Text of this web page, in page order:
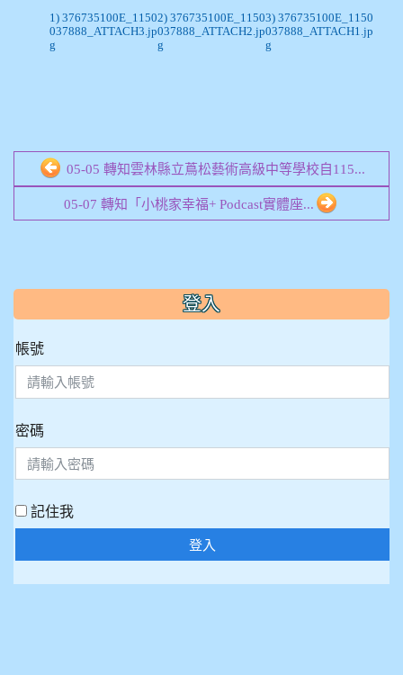
1) 376735100E_1150
037888_ATTACH3.jp
g
2) 376735100E_1150
037888_ATTACH2.jp
g
3) 376735100E_1150
037888_ATTACH1.jp
g
05-05 轉知雲林縣立蔦松藝術高級中等學校自115...
05-07 轉知「小桃家幸福+ Podcast實體座...
::: 登入
帳號
密碼
記住我
登入